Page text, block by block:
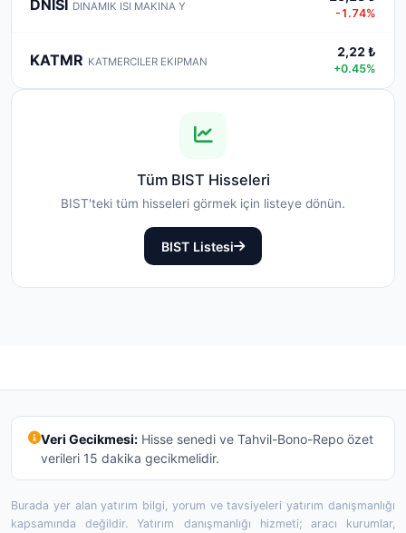
DNISI DINAMIK ISI MAKINA Y -1.74%
KATMR KATMERCILER EKIPMAN
2,22 ₺
+0.45%
Tüm BIST Hisseleri
BIST'teki tüm hisseleri görmek için listeye dönün.
BIST Listesi
Veri Gecikmesi:Hisse senedi ve Tahvil-Bono-Repo özet
verileri 15 dakika gecikmelidir.
Burada yer alan yatırım bilgi, yorum ve tavsiyeleri yatırım danışmanlığı
kapsamında değildir. Yatırım danışmanlığı hizmeti; aracı kurumlar,